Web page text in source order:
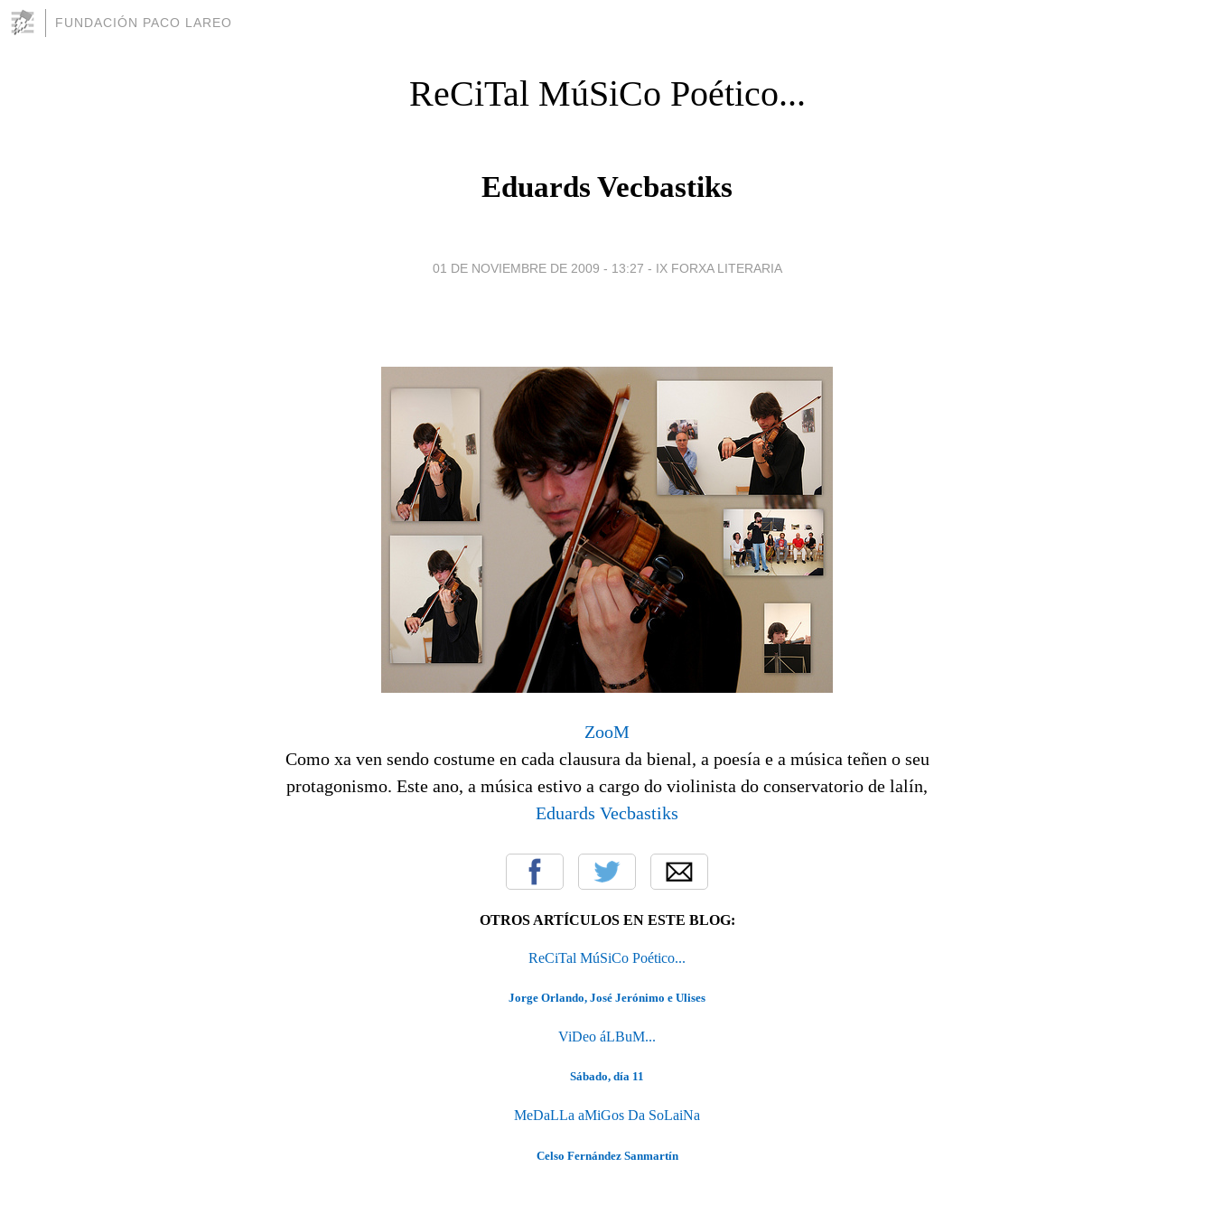
FUNDACIÓN PACO LAREO
ReCiTal MúSiCo Poético...
Eduards Vecbastiks
01 DE NOVIEMBRE DE 2009 - 13:27 - IX FORXA LITERARIA
ZooM
Como xa ven sendo costume en cada clausura da bienal, a poesía e a música teñen o seu
protagonismo. Este ano, a música estivo a cargo do violinista do conservatorio de lalín,
Eduards Vecbastiks
OTROS ARTÍCULOS EN ESTE BLOG:
ReCiTal MúSiCo Poético...
Jorge Orlando, José Jerónimo e Ulises
ViDeo áLBuM...
Sábado, día 11
MeDaLLa aMiGos Da SoLaiNa
Celso Fernández Sanmartín